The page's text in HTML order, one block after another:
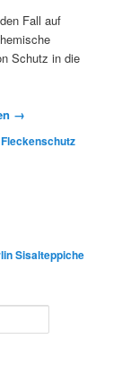
Fall auf
Schutz in die
→
Fleckenschutz
Sisalteppiche